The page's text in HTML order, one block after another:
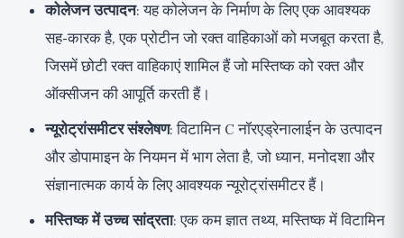
कोलेजन उत्पादन: यह कोलेजन के निर्माण के लिए एक आवश्यक
सह-कारक है, एक प्रोटीन जो रक्त वाहिकाओं को मजबूत करता है,
जिसमें छोटी रक्त वाहिकाएं शामिल हैं जो मस्तिष्क को रक्त और
ऑक्सीजन की आपूर्ति करती हैं।
न्यूरोट्रांसमीटर संश्लेषण: विटामिन C नॉरएड्रेनालाईन के उत्पादन
और डोपामाइन के नियमन में भाग लेता है, जो ध्यान, मनोदशा और
संज्ञानात्मक कार्य के लिए आवश्यक न्यूरोट्रांसमीटर हैं।
मस्तिष्क में उच्च सांद्रता: एक कम ज्ञात तथ्य, मस्तिष्क में विटामिन